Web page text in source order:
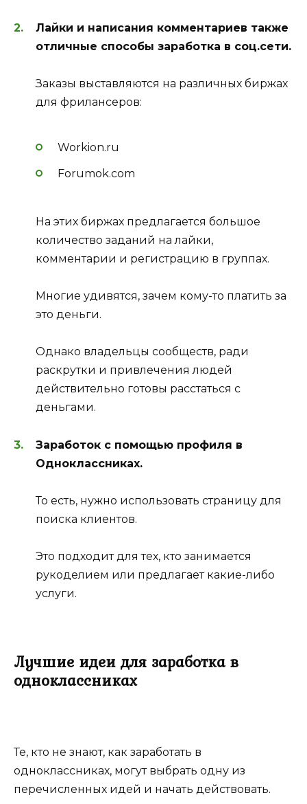
Лайки и написания комментариев также
отличные способы заработка в соц.сети.
Заказы выставляются на различных биржах
для фрилансеров:
Workion.ru
Forumok.com
На этих биржах предлагается большое
количество заданий на лайки,
комментарии и регистрацию в группах.
Многие удивятся, зачем кому-то платить за
это деньги.
Однако владельцы сообществ, ради
раскрутки и привлечения людей
действительно готовы расстаться с
деньгами.
Заработок с помощью профиля в
Одноклассниках.
То есть, нужно использовать страницу для
поиска клиентов.
Это подходит для тех, кто занимается
рукоделием или предлагает какие-либо
услуги.
Лучшие идеи для заработка в
одноклассниках
Те, кто не знают, как заработать в
одноклассниках, могут выбрать одну из
перечисленных идей и начать действовать.